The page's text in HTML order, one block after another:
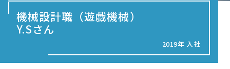
機械設計職（遊戯機械）
Y.Sさん
2019年 入社